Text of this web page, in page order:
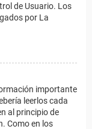
de Usuario. Los
por La
importante
leerlos cada
al principio de
Como en los